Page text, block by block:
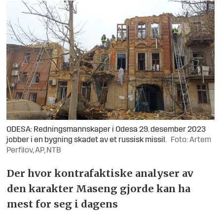
ODESA: Redningsmannskaper i Odesa 29. desember 2023
jobber i en bygning skadet av et russisk missil.
Foto: Artem
Perfilov, AP, NTB
Der hvor kontrafaktiske analyser av
den karakter Maseng gjorde kan ha
mest for seg i dagens